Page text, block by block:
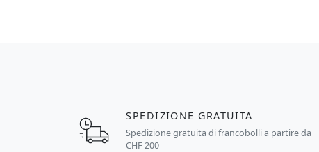
SPEDIZIONE GRATUITA
Spedizione gratuita di francobolli a partire da
CHF 200